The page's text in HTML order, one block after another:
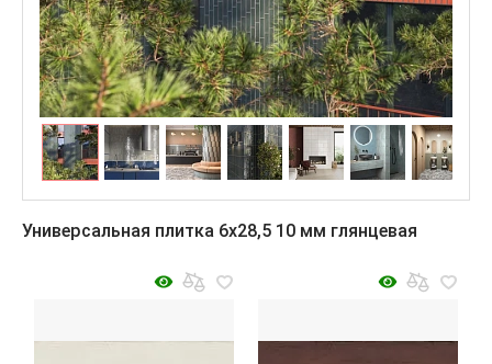
Универсальная плитка 6x28,5 10 мм глянцевая